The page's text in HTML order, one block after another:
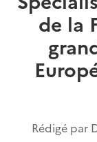
de la
Rédigé par